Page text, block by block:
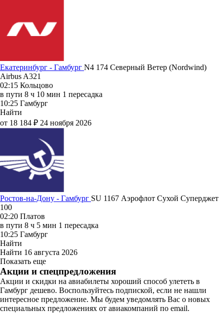
Екатеринбург - Гамбург N4 174 Северный Ветер (Nordwind)
Airbus A321
02:15 Кольцово
в пути 8 ч 10 мин 1 пересадка
10:25 Гамбург
Найти
от 18 184 ₽ 24 ноября 2026
Ростов-на-Дону - Гамбург SU 1167 Аэрофлот Сухой Суперджет
100
02:20 Платов
в пути 8 ч 5 мин 1 пересадка
10:25 Гамбург
Найти
Найти 16 августа 2026
Показать еще
Акции и спецпредложения
Акции и скидки на авиабилеты хороший способ улететь в
Гамбург дешево. Воспользуйтесь подпиской, если не нашли
интересное предложение. Мы будем уведомлять Вас о новых
специальных предложениях от авиакомпаний по email.